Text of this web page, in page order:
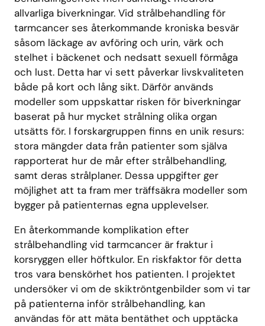
allvarliga biverkningar. Vid strålbehandling för
tarmcancer ses återkommande kroniska besvär
såsom läckage av avföring och urin, värk och
stelhet i bäckenet och nedsatt sexuell förmåga
och lust. Detta har vi sett påverkar livskvaliteten
både på kort och lång sikt. Därför används
modeller som uppskattar risken för biverkningar
baserat på hur mycket strålning olika organ
utsätts för. I forskargruppen finns en unik resurs:
stora mängder data från patienter som själva
rapporterat hur de mår efter strålbehandling,
samt deras strålplaner. Dessa uppgifter ger
möjlighet att ta fram mer träffsäkra modeller som
bygger på patienternas egna upplevelser.
En återkommande komplikation efter
strålbehandling vid tarmcancer är fraktur i
korsryggen eller höftkulor. En riskfaktor för detta
tros vara benskörhet hos patienten. I projektet
undersöker vi om de skiktröntgenbilder som vi tar
på patienterna inför strålbehandling, kan
användas för att mäta bentäthet och upptäcka